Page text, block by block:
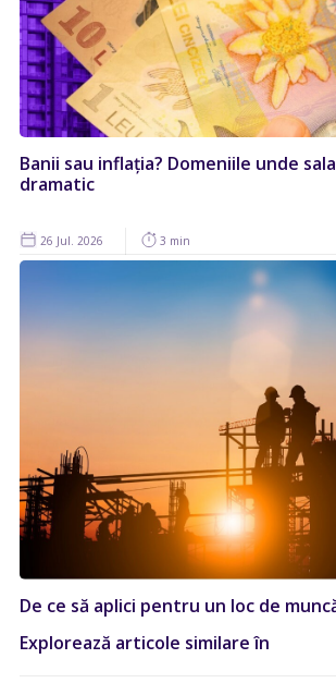
Banii sau inflația? Domeniile unde
dramatic
26 Jul. 2026 3 min
De ce să aplici pentru un loc de
Explorează articole similare în